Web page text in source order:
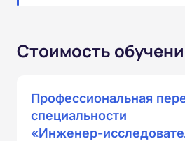
Стоимость
Профессиональная
специальности
«Инженер-